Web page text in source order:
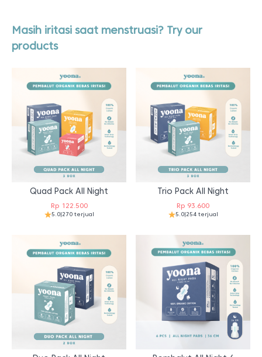
Masih iritasi saat menstruasi? Try our
products
Quad Pack All Night
Rp122.500
5.0|270 terjual
Trio Pack All Night
Rp 93.600
5.0|254 terjual